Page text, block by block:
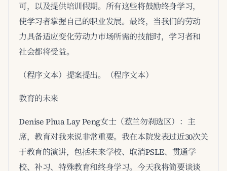
可，以及提供培训假期。所有这些将鼓励终身学习，
使学习者掌握自己的职业发展。最终，当我们的劳动
力具备适应变化劳动力市场所需的技能时，学习者和
社会都将受益。
（程序文本）提案提出。（程序文本）
教育的未来
Denise Phua Lay Peng女士（惹兰勿刹选区）：主
席，教育对我来说非常重要。我在本院发表过近30次关
于教育的演讲，包括未来学校、取消PSLE、贯通学
校、补习、特殊教育和终身学习。今天我将简要谈谈